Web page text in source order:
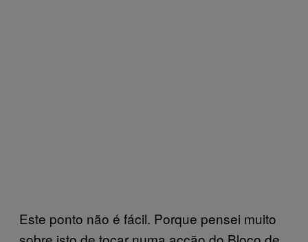
Este ponto não é fácil. Porque pensei muito